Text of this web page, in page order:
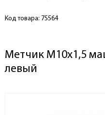
Код товара: 75564
Метчик М10х1,5
левый